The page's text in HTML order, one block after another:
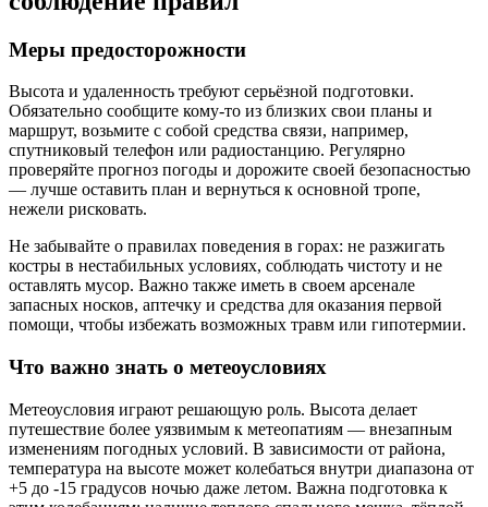
Меры предосторожности
Высота и удаленность требуют серьёзной подготовки.
Обязательно сообщите кому-то из близких свои планы и
маршрут, возьмите с собой средства связи, например,
спутниковый телефон или радиостанцию. Регулярно
проверяйте прогноз погоды и дорожите своей безопасностью
— лучше оставить план и вернуться к основной тропе,
нежели рисковать.
Не забывайте о правилах поведения в горах: не разжигать
костры в нестабильных условиях, соблюдать чистоту и не
оставлять мусор. Важно также иметь в своем арсенале
запасных носков, аптечку и средства для оказания первой
помощи, чтобы избежать возможных травм или гипотермии.
Что важно знать о метеоусловиях
Метеоусловия играют решающую роль. Высота делает
путешествие более уязвимым к метеопатиям — внезапным
изменениям погодных условий. В зависимости от района,
температура на высоте может колебаться внутри диапазона от
+5 до -15 градусов ночью даже летом. Важна подготовка к